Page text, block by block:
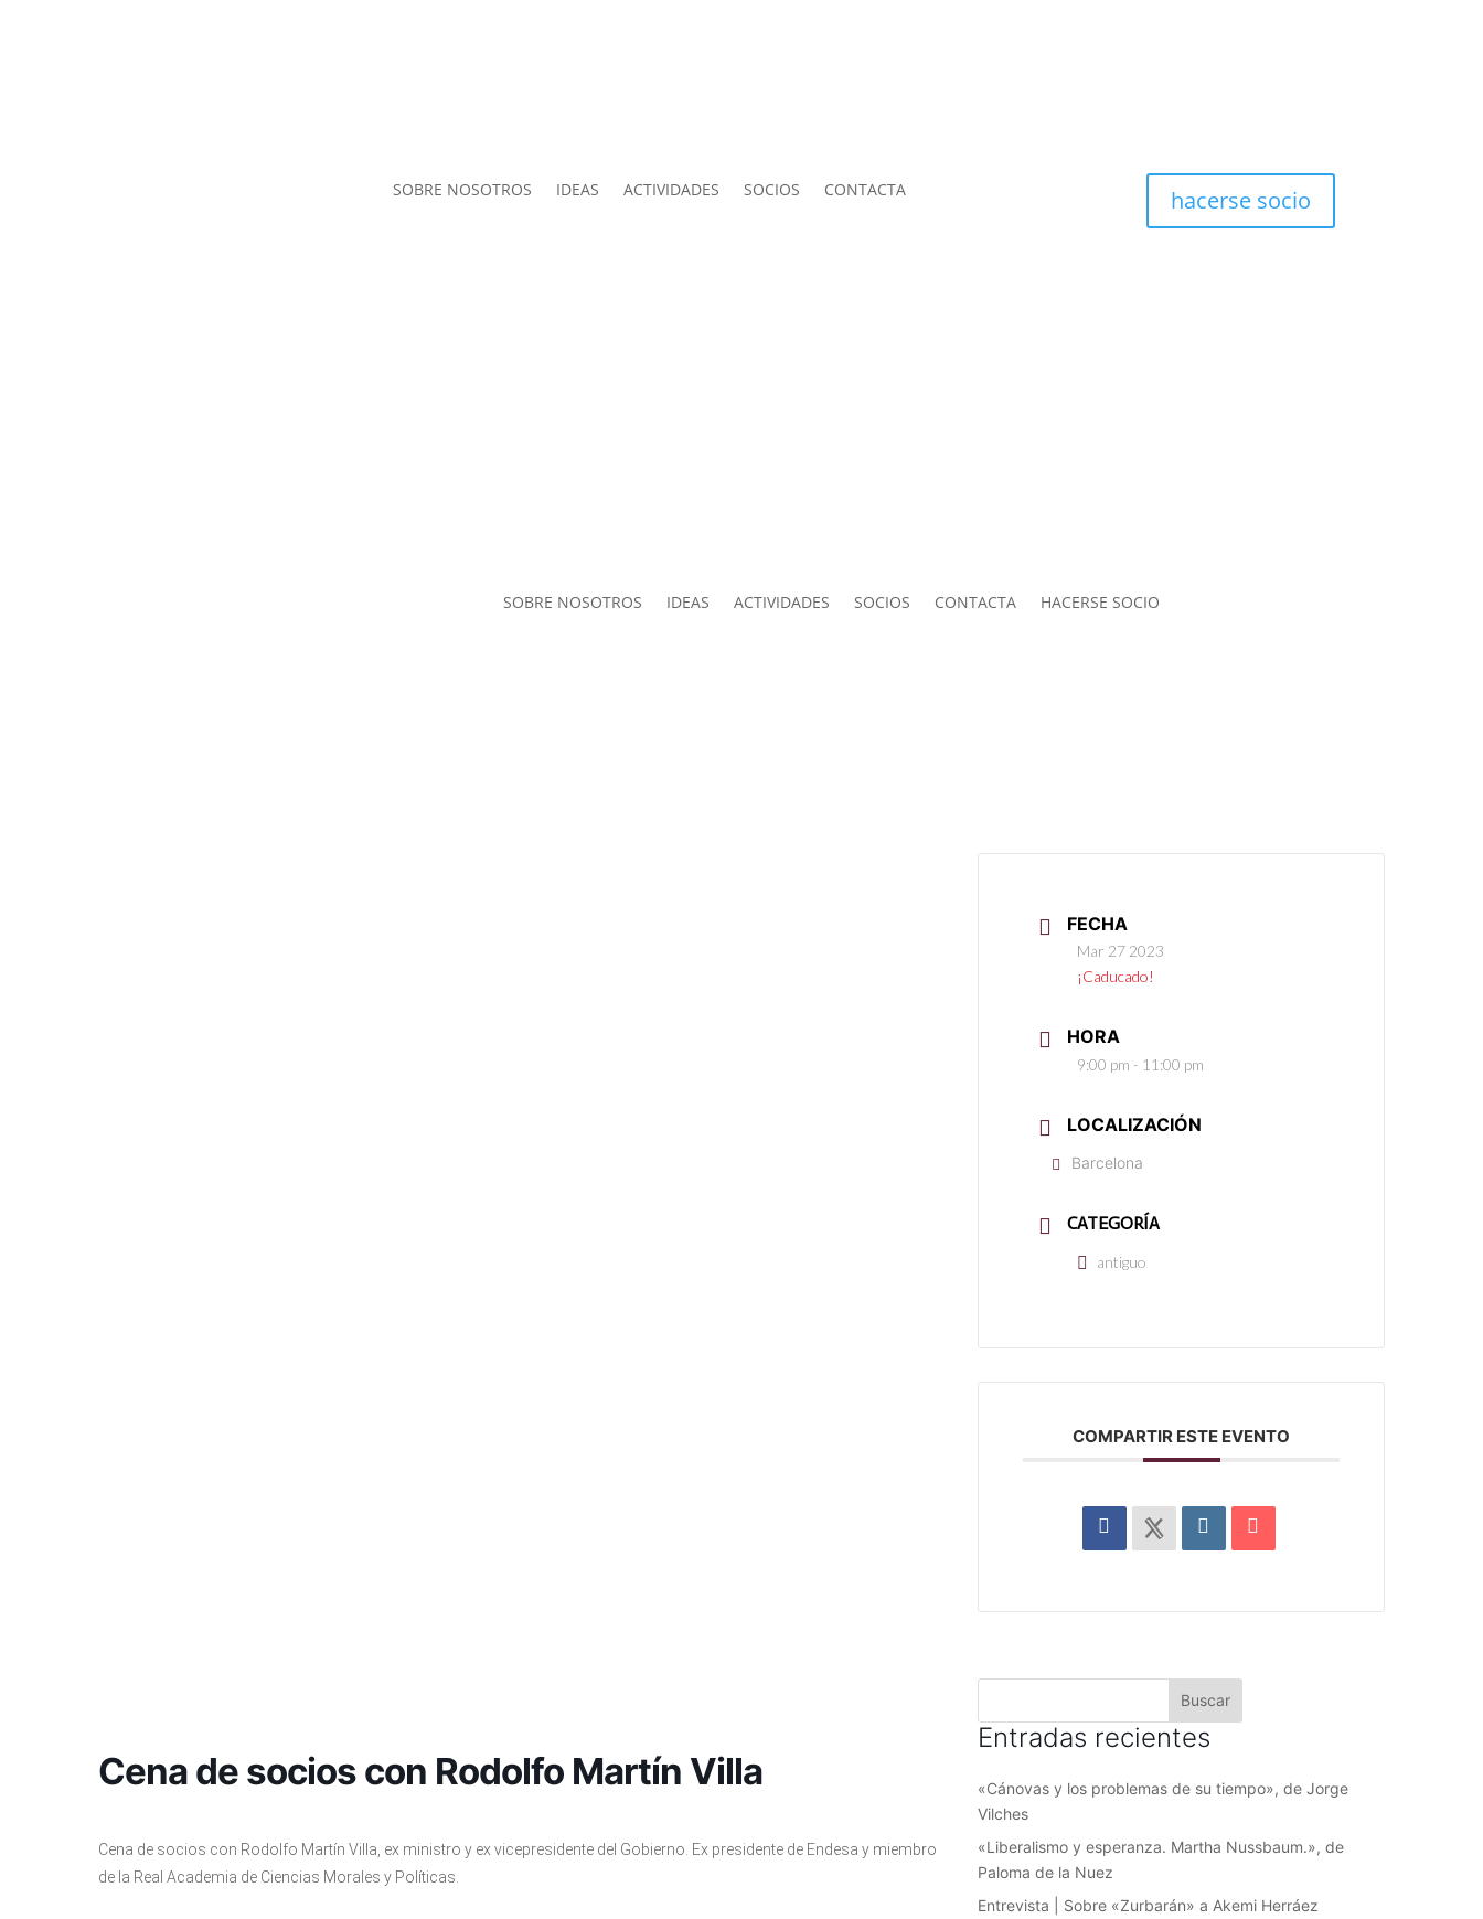
SOBRE NOSOTROS IDEAS ACTIVIDADES SOCIOS CONTACTA hacerse socio
SOBRE NOSOTROS IDEAS ACTIVIDADES SOCIOS CONTACTA HACERSE SOCIO
Cena de socios con Rodolfo Martín Villa
Cena de socios con Rodolfo Martín Villa, ex ministro y ex vicepresidente del Gobierno. Ex presidente de Endesa y miembro
de la Real Academia de Ciencias Morales y Políticas.
FECHA
Mar 27 2023
¡Caducado!
HORA
9:00 pm - 11:00 pm
LOCALIZACIÓN
Barcelona
CATEGORÍA
antiguo
COMPARTIR ESTE EVENTO
Entradas recientes
«Cánovas y los problemas de su tiempo», de Jorge
Vilches
«Liberalismo y esperanza. Martha Nussbaum.», de
Paloma de la Nuez
Entrevista | Sobre «Zurbarán» a Akemi Herráez